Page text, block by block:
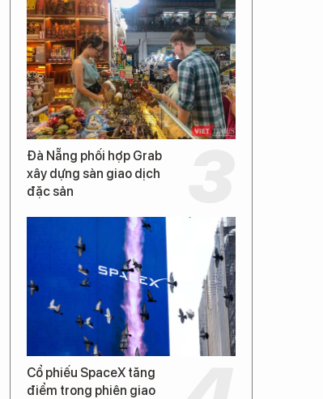
Đà Nẵng phối hợp Grab
xây dựng sàn giao dịch
đặc sản
Cổ phiếu SpaceX tăng
điểm trong phiên giao